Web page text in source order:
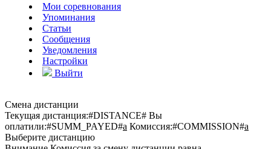
Мои соревнования
Упоминания
Статьи
Сообщения
Уведомления
Настройки
Выйти
Смена дистанции
Текущая дистанция:#DISTANCE# Вы
оплатили:#SUMM_PAYED#a Комиссия:#COMMISSION#a
Выберите дистанцию